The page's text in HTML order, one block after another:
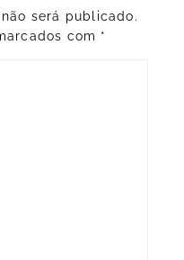
será publicado.
com *